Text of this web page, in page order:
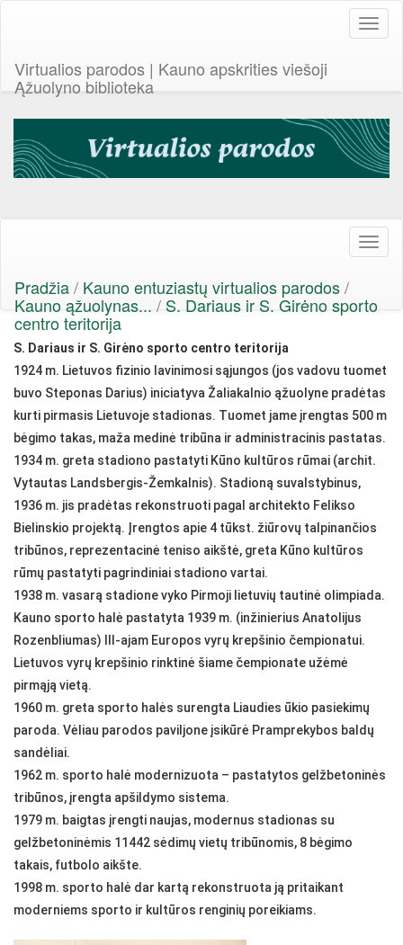
Virtualios parodos | Kauno apskrities viešoji
Ąžuolyno biblioteka
Pradžia/ Kauno entuziastų virtualios parodos/
Kauno ąžuolynas... / S. Dariaus ir S. Girėno sporto
centro teritorija
S. Dariaus ir S. Girėno sporto centro teritorija
1924 m. Lietuvos fizinio lavinimosi sąjungos (jos vadovu tuomet
buvo Steponas Darius) iniciatyva Žaliakalnio ąžuolyne pradėtas
kurti pirmasis Lietuvoje stadionas. Tuomet jame įrengtas 500 m
bėgimo takas, maža medinė tribūna ir administracinis pastatas.
1934 m. greta stadiono pastatyti Kūno kultūros rūmai (archit.
Vytautas Landsbergis-Žemkalnis). Stadioną suvalstybinus,
1936 m. jis pradėtas rekonstruoti pagal architekto Felikso
Bielinskio projektą. Įrengtos apie 4 tūkst. žiūrovų talpinančios
tribūnos, reprezentacinė teniso aikštė, greta Kūno kultūros
rūmų pastatyti pagrindiniai stadiono vartai.
1938 m. vasarą stadione vyko Pirmoji lietuvių tautinė olimpiada.
Kauno sporto halė pastatyta 1939 m. (inžinierius Anatolijus
Rozenbliumas) III-ajam Europos vyrų krepšinio čempionatui.
Lietuvos vyrų krepšinio rinktinė šiame čempionate užėmė
pirmąją vietą.
1960 m. greta sporto halės surengta Liaudies ūkio pasiekimų
paroda. Vėliau parodos paviljone įsikūrė Pramprekybos baldų
sandėliai.
1962 m. sporto halė modernizuota – pastatytos gelžbetoninės
tribūnos, įrengta apšildymo sistema.
1979 m. baigtas įrengti naujas, modernus stadionas su
gelžbetoninėmis 11442 sėdimų vietų tribūnomis, 8 bėgimo
takais, futbolo aikšte.
1998 m. sporto halė dar kartą rekonstruota ją pritaikant
moderniems sporto ir kultūros renginių poreikiams.